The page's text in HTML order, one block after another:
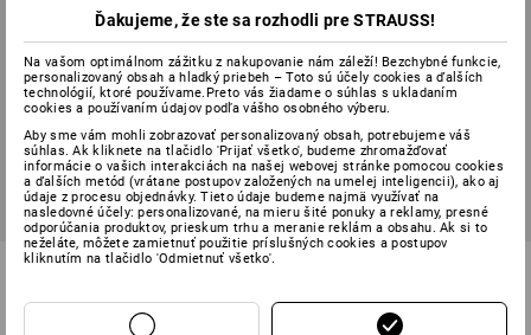
NOVÉ
S1 Bezpečnostná obuv
NOVÉ
Ďakujeme, že ste sa rozhodli pre STRAUSS!
Na vašom optimálnom zážitku z nakupovanie nám záleží! Bezchybné funkcie,
personalizovaný obsah a hladký priebeh – Toto sú účely cookies a ďalších
technológií, ktoré používame.Preto vás žiadame o súhlas s ukladaním
cookies a používaním údajov podľa vášho osobného výberu.
Aby sme vám mohli zobrazovať personalizovaný obsah, potrebujeme váš
súhlas. Ak kliknete na tlačidlo 'Prijať všetko', budeme zhromažďovať
informácie o vašich interakciách na našej webovej stránke pomocou cookies
a ďalších metód (vrátane postupov založených na umelej inteligencii), ako aj
údaje z procesu objednávky. Tieto údaje budeme najmä využívať na
nasledovné účely: personalizované, na mieru šité ponuky a reklamy, presné
odporúčania produktov, prieskum trhu a meranie reklám a obsahu. Ak si to
neželáte, môžete zamietnuť použitie príslušných cookies a postupov
kliknutím na tlačidlo 'Odmietnuť všetko'.